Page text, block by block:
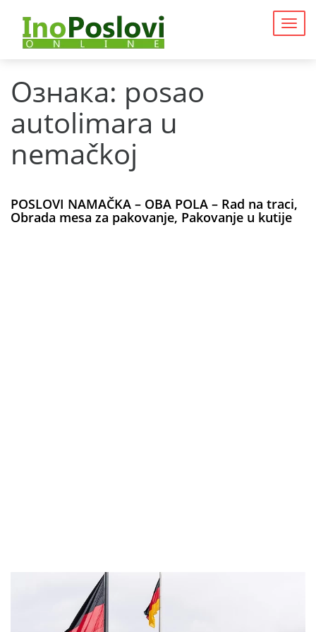
Ознака: posao
autolimara u
nemačkoj
POSLOVI NAMAČKA – OBA POLA – Rad na traci,
Obrada mesa za pakovanje, Pakovanje u kutije